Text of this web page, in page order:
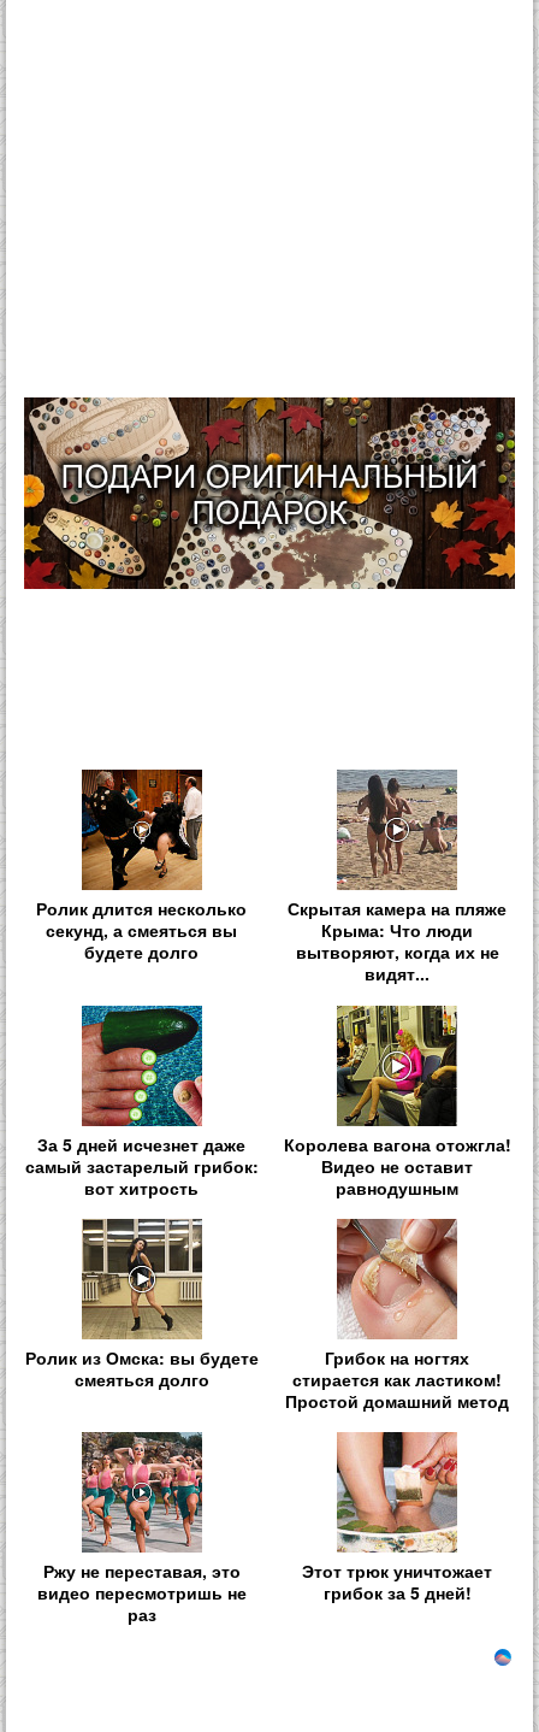
Ролик длится несколько
секунд, а смеяться вы
будете долго
Скрытая камера на пляже
Крыма: Что люди
вытворяют, когда их не
видят...
За 5 дней исчезнет даже
самый застарелый грибок:
вот хитрость
Королева вагона отожгла!
Видео не оставит
равнодушным
Ролик из Омска: вы будете
смеяться долго
Грибок на ногтях
стирается как ластиком!
Простой домашний метод
Ржу не переставая, это
видео пересмотришь не
раз
Этот трюк уничтожает
грибок за 5 дней!